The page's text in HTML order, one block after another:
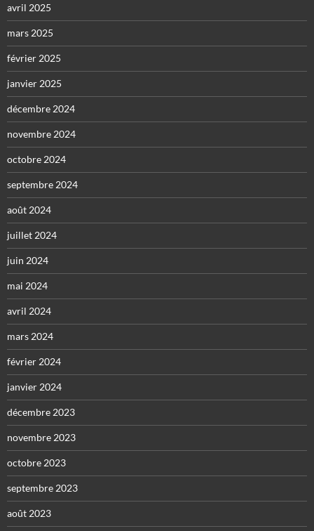
avril 2025
mars 2025
février 2025
janvier 2025
décembre 2024
novembre 2024
octobre 2024
septembre 2024
août 2024
juillet 2024
juin 2024
mai 2024
avril 2024
mars 2024
février 2024
janvier 2024
décembre 2023
novembre 2023
octobre 2023
septembre 2023
août 2023